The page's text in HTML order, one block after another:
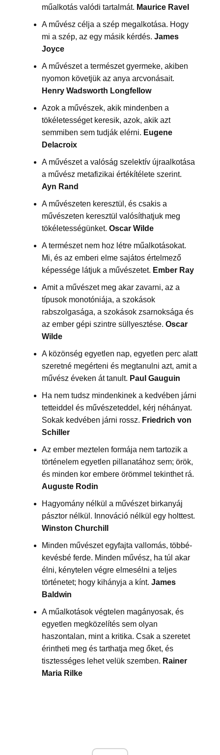
műalkotás valódi tartalmát. Maurice Ravel
A művész célja a szép megalkotása. Hogy
mi a szép, az egy másik kérdés. James
Joyce
A művészet a természet gyermeke, akiben
nyomon követjük az anya arcvonásait.
Henry Wadsworth Longfellow
Azok a művészek, akik mindenben a
tökéletességet keresik, azok, akik azt
semmiben sem tudják elérni. Eugene
Delacroix
A művészet a valóság szelektív újraalkotása
a művész metafizikai értékítélete szerint.
Ayn Rand
A művészeten keresztül, és csakis a
művészeten keresztül valósíthatjuk meg
tökéletességünket. Oscar Wilde
A természet nem hoz létre műalkotásokat.
Mi, és az emberi elme sajátos értelmező
képessége látjuk a művészetet. Ember Ray
Amit a művészet meg akar zavarni, az a
típusok monotóniája, a szokások
rabszolgasága, a szokások zsarnoksága és
az ember gépi szintre süllyesztése. Oscar
Wilde
A közönség egyetlen nap, egyetlen perc alatt
szeretné megérteni és megtanulni azt, amit a
művész éveken át tanult. Paul Gauguin
Ha nem tudsz mindenkinek a kedvében járni
tetteiddel és művészeteddel, kérj néhányat.
Sokak kedvében járni rossz. Friedrich von
Schiller
Az ember meztelen formája nem tartozik a
történelem egyetlen pillanatához sem; örök,
és minden kor embere örömmel tekinthet rá.
Auguste Rodin
Hagyomány nélkül a művészet birkanyáj
pásztor nélkül. Innováció nélkül egy holttest.
Winston Churchill
Minden művészet egyfajta vallomás, többé-
kevésbé ferde. Minden művész, ha túl akar
élni, kénytelen végre elmesélni a teljes
történetet; hogy kihányja a kínt. James
Baldwin
A műalkotások végtelen magányosak, és
egyetlen megközelítés sem olyan
haszontalan, mint a kritika. Csak a szeretet
érintheti meg és tarthatja meg őket, és
tisztességes lehet velük szemben. Rainer
Maria Rilke